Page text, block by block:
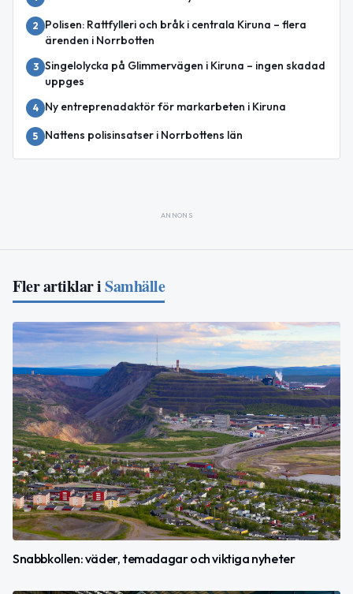
2
Polisen: Rattfylleri och bråk i centrala Kiruna – flera
ärenden i Norrbotten
3 Singelolycka på Glimmervägen i Kiruna – ingen skadad
uppges
4 Ny entreprenadaktör för markarbeten i Kiruna
5 Nattens polisinsatser i Norrbottens län
ANNONS
Fler artiklar iSamhälle
Snabbkollen: väder, temadagar och viktiga nyheter